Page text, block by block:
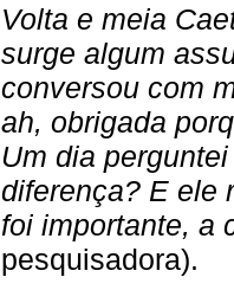
Volta e meia
surge algum
conversou com
ah, obrigada
Um dia
diferença? E ele
foi importante, a
pesquisadora).